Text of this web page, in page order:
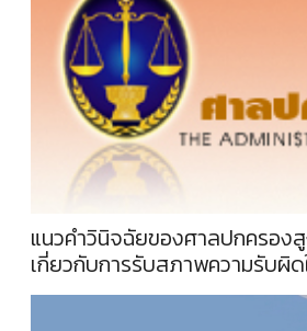
แนวคำวินิจฉัยของศาลปกครอง
เกี่ยวกับการรับสภาพความรับผิ
สัญญาทางปกครองและข้อสังเ